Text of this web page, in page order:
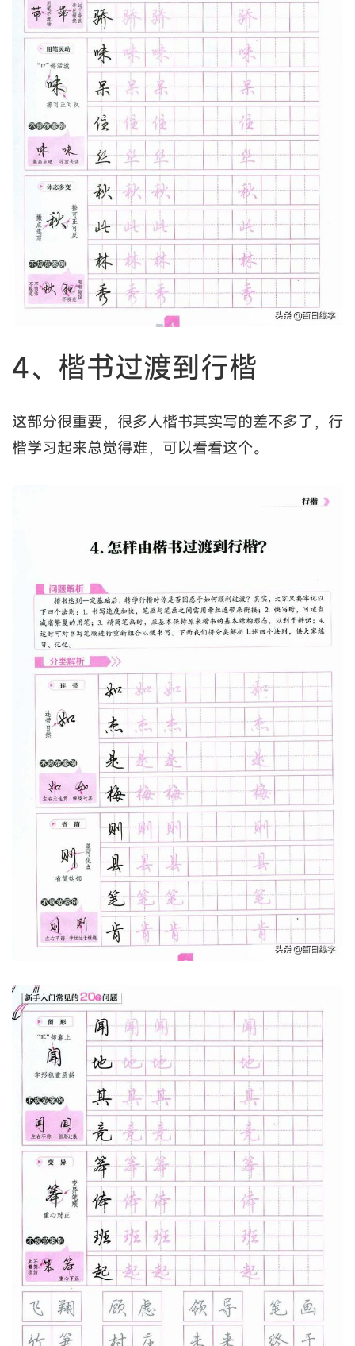
4、楷书过渡到行楷
这部分很重要，很多人楷书其实写的差不多了，行
楷学习起来总觉得难，可以看看这个。